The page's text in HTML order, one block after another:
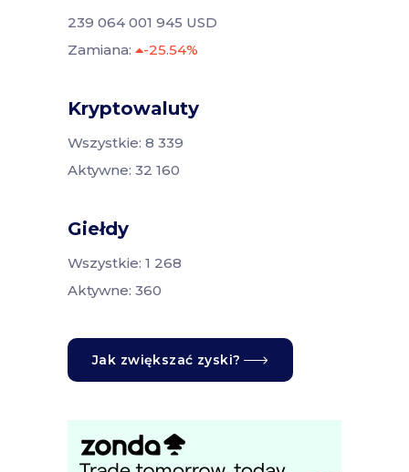
239 064 001 945 USD
Zamiana:
-25.54%
Kryptowaluty
Wszystkie: 8 339
Aktywne: 32 160
Giełdy
Wszystkie: 1 268
Aktywne: 360
Jak zwiększać zyski?